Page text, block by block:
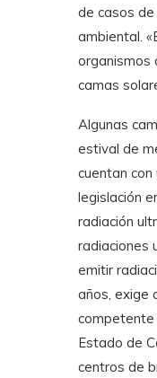
de casos de
ambiental.
organismos
camas
Algunas
estival de
cuentan
legislación
radiación
radiaciones
emitir
años, exige
competente
Estado de
centros de